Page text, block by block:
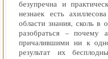
безупречна и
незнаек есть
области знания, сколь в
разобраться – почему
причалившими ни к
результат их